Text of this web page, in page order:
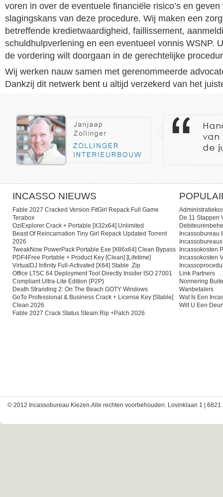
voren in over de eventuele financiële risico’s en
slagingskans van deze procedure. Wij maken een
betreffende kredietwaardigheid, faillissement,
schuldhulpverlening en een eventueel vonnis WSNP.
de vordering wilt doorgaan in de gerechtelijke
Wij werken nauw samen met gerenommeerde
Dankzij dit netwerk bent u altijd verzekerd van het
INCASSO NIEUWS
Fable 2027 Cracked Version FitGirl Repack Full Game
Terabox
OziExplorer Crack + Portable [x32x64] Unlimited
Beast Of Reincarnation Tiny Girl Repack Updated Torrent
2026
TweakNow PowerPack Portable Exe [x86x64] Clean Bypass
PDF4Free Portable + Product Key [Clean] [Lifetime]
VirtualDJ Infinity Full-Activated [x64] Stable .zip
Office LTSC 64 Deployment Tool Directly Insider ISO 27001
Compliant Ultra-Lite Edition {P2P}
Death Stranding 2: On The Beach GOTY Windows
GoTo Professional & Business Crack + License Key [Stable]
Clean 2026
Fable 2027 Crack Status Steam Rip +Patch 2026
De 11 Stappen
Incassobureau
Incassobureaus
Incassokosten
Incassokosten
Link Partners
Normering
Wanbetalers
Wat Is Een
Wilt U Een
© 2012 Incassobureau Kiezen.Alle rechten voorbehouden. Lovinklaan 1 | 6821